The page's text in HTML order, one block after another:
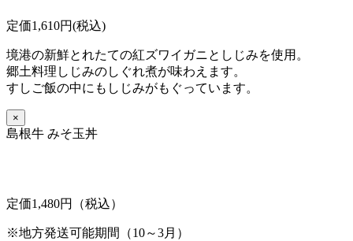
定価1,610円(税込)
境港の新鮮とれたての紅ズワイガニとしじみを使用。
郷土料理しじみのしぐれ煮が味わえます。
すしご飯の中にもしじみがもぐっています。
×
島根牛 みそ玉丼
定価1,480円（税込）
※地方発送可能期間（10～3月）